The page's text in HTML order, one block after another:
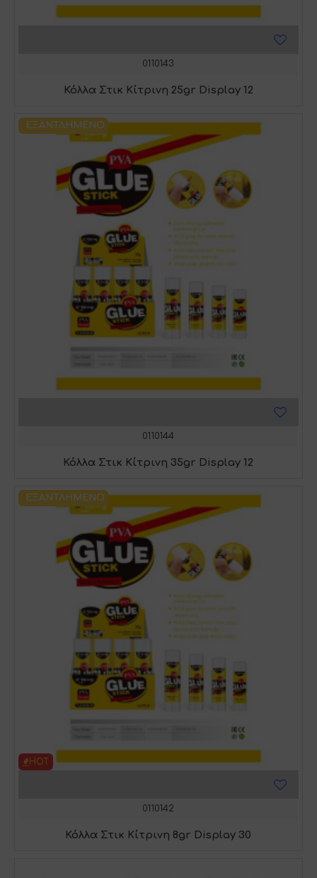
0110143
Κόλλα Στικ Κίτρινη 25gr Display 12
ΕΞΑΝΤΛΗΜΈΝΟ
0110144
Κόλλα Στικ Κίτρινη 35gr Display 12
HOT
ΕΞΑΝΤΛΗΜΈΝΟ
0110142
Κόλλα Στικ Κίτρινη 8gr Display 30